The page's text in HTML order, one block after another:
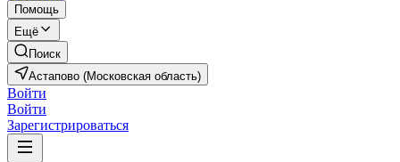
Помощь
Ещё
Поиск
Астапово (Московская область)
Войти
Войти
Зарегистрироваться